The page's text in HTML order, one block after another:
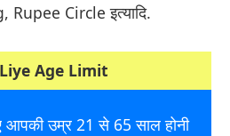
Circle इत्यादि.
Age Limit
उम्र 21 से 65 साल होनी